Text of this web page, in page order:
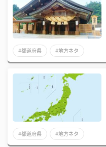
#都道府県 #地方ネタ
#都道府県 #地方ネタ